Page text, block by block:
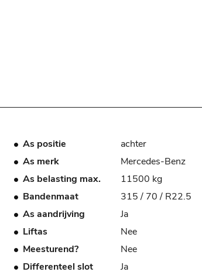
As positie
achter
As merk
Mercedes-Benz
As belasting max.
11500 kg
Bandenmaat
315 / 70 / R22.5
As aandrijving
Ja
Liftas
Nee
Meesturend?
Nee
Differenteel slot
Ja